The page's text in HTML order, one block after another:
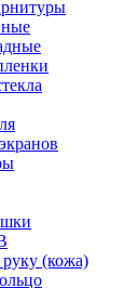
(кожа)